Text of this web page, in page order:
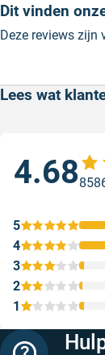
Dit vinden
Deze reviews zijn
Lees wat
4.68
1
2
3
4
5